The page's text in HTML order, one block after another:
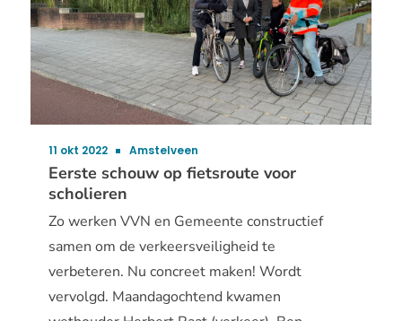
van
veiliger?
Eerste schouw op fietsroute voor
scholieren
Publicatiedatum:
11 okt 2022 Amstelveen
Zo werken VVN en Gemeente constructief
samen om de verkeersveiligheid te
verbeteren. Nu concreet maken! Wordt
vervolgd. Maandagochtend kwamen